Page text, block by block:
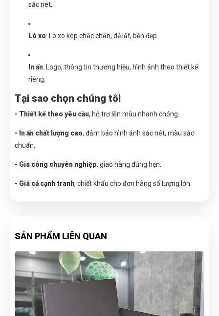
sắc nét.
Lò xo: Lò xo kép chắc chắn, dễ lật, bền đẹp.
In ấn: Logo, thông tin thương hiệu, hình ảnh theo thiết kế
riêng.
Tại sao chọn chúng tôi
- Thiết kế theo yêu cầu, hỗ trợ lên mẫu nhanh chóng.
- In ấn chất lượng cao, đảm bảo hình ảnh sắc nét, màu sắc
chuẩn.
- Gia công chuyên nghiệp, giao hàng đúng hẹn.
- Giá cả cạnh tranh, chiết khấu cho đơn hàng số lượng lớn.
SẢN PHẨM LIÊN QUAN